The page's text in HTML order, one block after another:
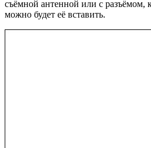
съёмной антенной или с разъёмом,
можно будет её вставить.